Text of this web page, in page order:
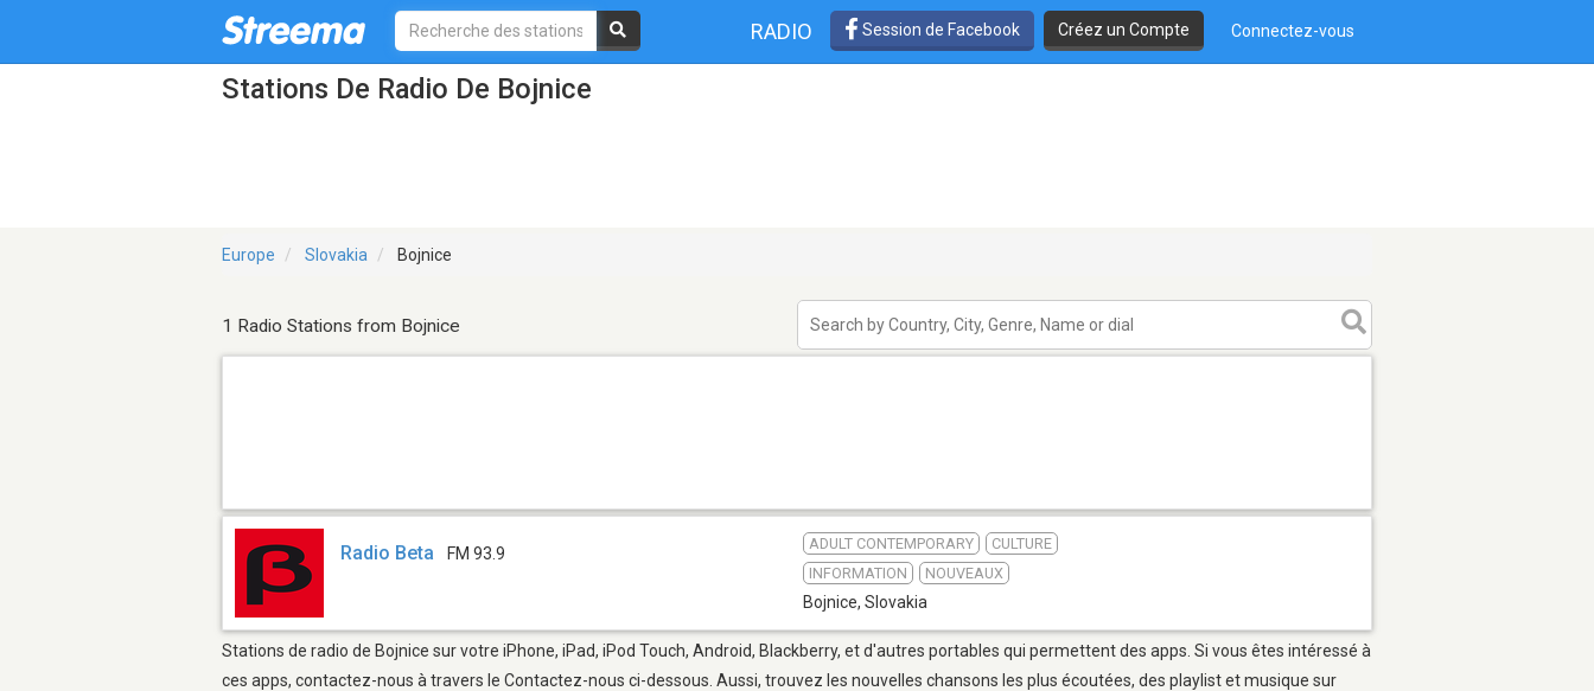
RADIO Session de Facebook Créez un Compte Connectez-vous
Stations De Radio De Bojnice
Europe Slovakia Bojnice
1 Radio Stations from Bojnice
Radio Beta FM 93.9
ADULT CONTEMPORARY
CULTURE
INFORMATION
NOUVEAUX
Bojnice, Slovakia
Stations de radio de Bojnice sur votre iPhone, iPad, iPod Touch, Android, Blackberry, et d'autres portables qui permettent des apps. Si vous êtes intéressé à
ces apps, contactez-nous à travers le Contactez-nous ci-dessous. Aussi, trouvez les nouvelles chansons les plus écoutées, des playlist et musique sur